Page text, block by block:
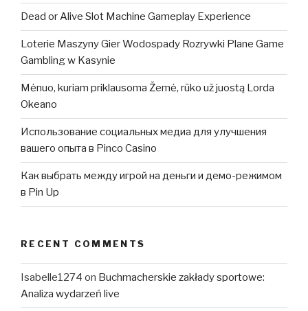
Dead or Alive Slot Machine Gameplay Experience
Loterie Maszyny Gier Wodospady Rozrywki Plane Game
Gambling w Kasynie
Mėnuo, kuriam priklausoma Žemė, rūko už juostą Lorda
Okeano
Использование социальных медиа для улучшения
вашего опыта в Pinco Casino
Как выбрать между игрой на деньги и демо-режимом
в Pin Up
RECENT COMMENTS
Isabelle1274 on Buchmacherskie zakłady sportowe:
Analiza wydarzeń live